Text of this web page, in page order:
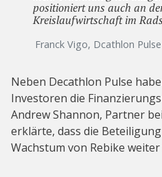
positioniert uns auch an
Kreislaufwirtschaft im
Franck Vigo, Dcathlon Pulse
Neben Decathlon Pulse
Investoren die
Andrew Shannon, Partner
erklärte, dass die
Wachstum von Rebike